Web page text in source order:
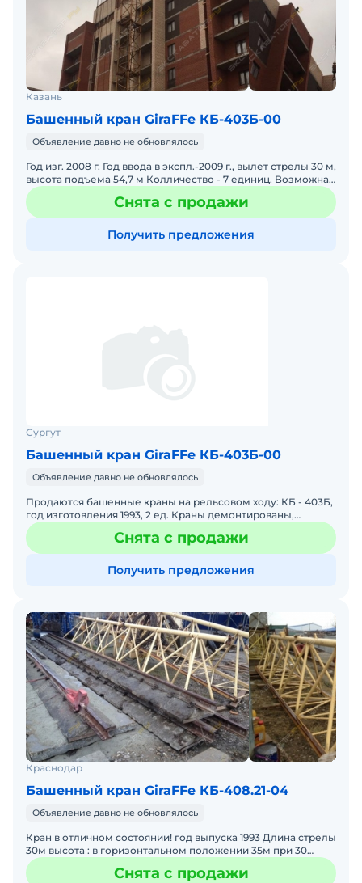
Казань
Башенный кран GiraFFe КБ-403Б-00
Объявление давно не обновлялось
Год изг. 2008 г. Год ввода в экспл.-2009 г., вылет стрелы 30 м,
высота подъема 54,7 м Колличество - 7 единиц. Возможна
аренда
Снята с продажи
Получить предложения
Сургут
Башенный кран GiraFFe КБ-403Б-00
Объявление давно не обновлялось
Продаются башенные краны на рельсовом ходу: КБ - 403Б,
год изготовления 1993, 2 ед. Краны демонтированы,
состояние рабочее, документы в наличии. Высота подъе
Снята с продажи
Получить предложения
Краснодар
Башенный кран GiraFFe КБ-408.21-04
Объявление давно не обновлялось
Кран в отличном состоянии! год выпуска 1993 Длина стрелы
30м высота : в горизонтальном положении 35м при 30
градусах 49м Квр до 21.01.2018г продаётся вм
Снята с продажи